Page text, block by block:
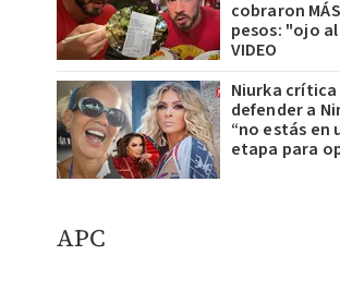
cobraron
pesos: "ojo
VIDEO
Niurka crítica
defender a
“no estás en
etapa para
APC